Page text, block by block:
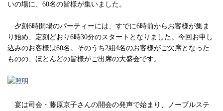
いの場に、60名の皆様が集いました。
夕刻6時開場のパーティーには、すでに6時前からお客様が集ま
り始め、定刻どおり6時30分のスタートとなりました。今回お申し
込みのお客様は60名。そのうち2組4名のお客様がご欠席となった
ものの、ほとんどの皆様がご出席の大盛会です。
宴は司会・藤原京子さんの開会の発声で始まり、ノーブルステ